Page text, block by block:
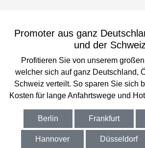
Promoter aus ganz
und der Schweiz
Profitieren Sie von unserem
welcher sich auf ganz Deutschland,
Schweiz verteilt. So sparen Sie sich
Kosten für lange Anfahrtswege und
Berlin Frankfurt
Hannover Düsseldorf